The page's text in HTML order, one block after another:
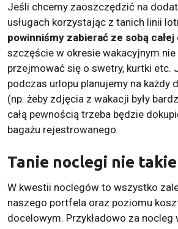
Jeśli chcemy zaoszczędzić na
usługach korzystając z tanich linii
powinniśmy zabierać ze sobą
szczęście w okresie wakacyjnym
przejmować się o swetry, kurtki etc.
podczas urlopu planujemy na każdy
(np. żeby zdjęcia z wakacji były
całą pewnością trzeba będzie
bagażu rejestrowanego.
Tanie noclegi nie
W kwestii noclegów to wszystko
naszego portfela oraz poziomu
docelowym. Przykładowo za